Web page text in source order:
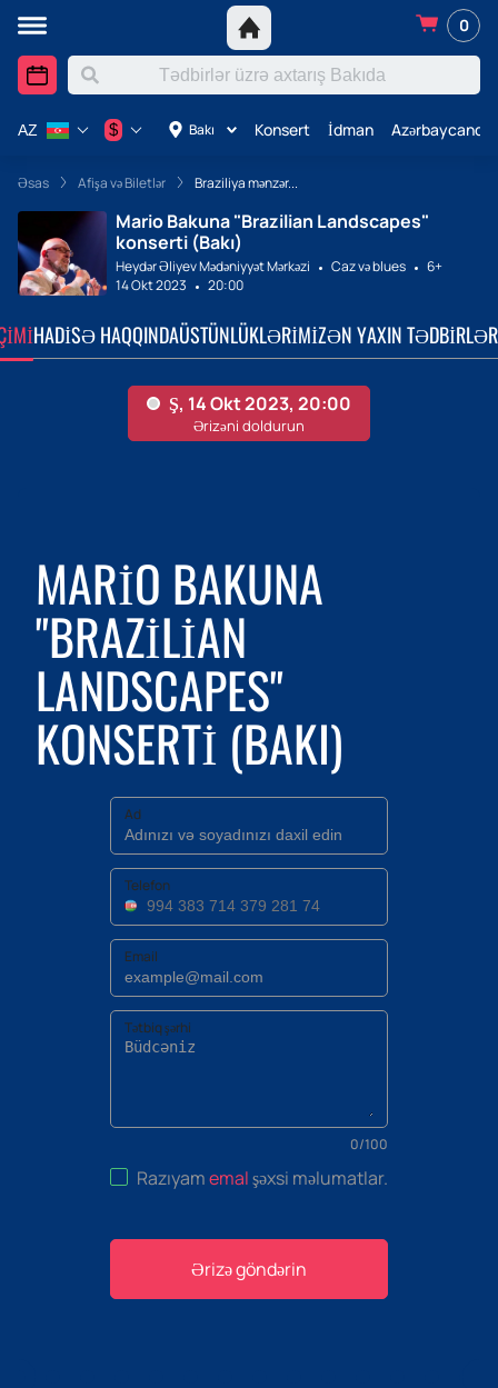
0
Bakı Konsert İdman Azərbaycanda
AZ $
Əsas Afişa və Biletlər Braziliya mənzər...
Mario Bakuna "Brazilian Landscapes"
konserti (Bakı)
Heydər Əliyev Mədəniyyət Mərkəzi Caz və blues
6+
14 Okt 2023
20:00
HADISƏ HAQQINDAÜSTÜNLÜKLƏRIMIZƏN YAXIN TƏDBIRLƏR
MARIO BAKUNA
"BRAZILIAN
LANDSCAPES"
KONSERTI (BAKI)
Ad
Telefon
Email
Tətbiq şərhi
0/100
Razıyamemalşəxsi məlumatlar.
Ərizə göndərin